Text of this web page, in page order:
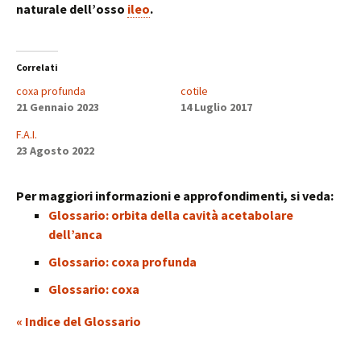
naturale dell’osso ileo.
Correlati
coxa profunda
21 Gennaio 2023
cotile
14 Luglio 2017
F.A.I.
23 Agosto 2022
Per maggiori informazioni e approfondimenti, si veda:
Glossario: orbita della cavità acetabolare
dell’anca
Glossario: coxa profunda
Glossario: coxa
« Indice del Glossario